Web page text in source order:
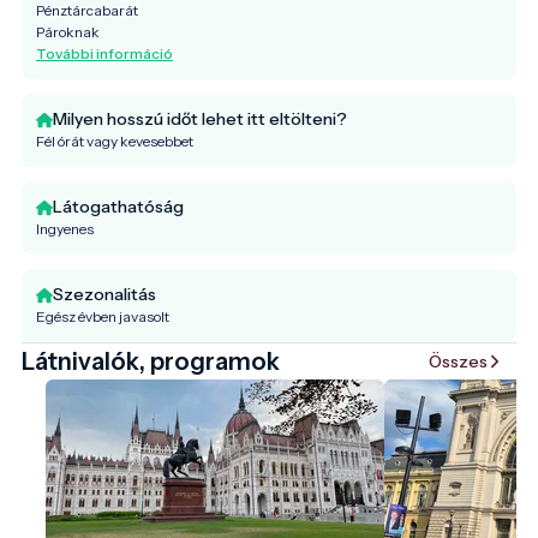
Pénztárcabarát
Pároknak
További információ
Milyen hosszú időt lehet itt eltölteni?
Fél órát vagy kevesebbet
Látogathatóság
Ingyenes
Szezonalitás
Egész évben javasolt
Látnivalók, programok Összes